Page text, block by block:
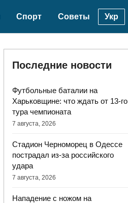
Спорт Советы Укр
Последние новости
Футбольные баталии на
Харьковщине: что ждать от 13-го
тура чемпионата
7 августа, 2026
Стадион Черноморец в Одессе
пострадал из-за российского
удара
7 августа, 2026
Нападение с ножом на